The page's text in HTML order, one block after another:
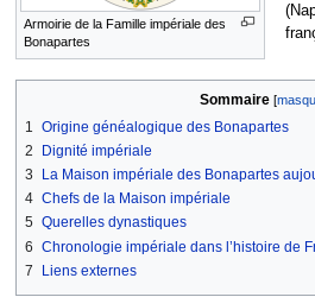
Armoirie de la Famille impériale des
Bonapartes
Sommaire
1
Origine généalogique des Bonapartes
2
Dignité impériale
3
La Maison impériale des Bonapartes
4 Chefs de la Maison impériale
5 Querelles dynastiques
6 Chronologie impériale dans l’histoire de
7
Liens externes